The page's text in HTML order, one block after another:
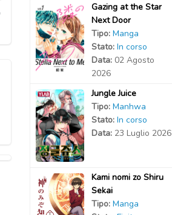
Gazing at the Star
Next Door
Tipo: Manga
Stato: In corso
Data: 02 Agosto
2026
Jungle Juice
Tipo: Manhwa
Stato: In corso
Data: 23 Luglio 2026
Kami nomi zo Shiru
Sekai
Tipo: Manga